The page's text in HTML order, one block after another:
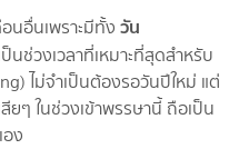
นอื่นเพราะมีทั้ง วัน
นช่วงเวลาที่เหมาะที่สุดสำหรับ
ไม่จำเป็นต้องรอวันปีใหม่ แต่
ๆ ในช่วงเข้าพรรษานี้ ถือเป็น
ง